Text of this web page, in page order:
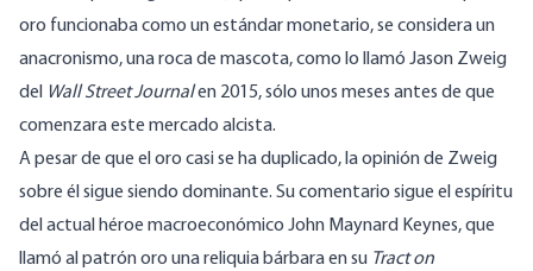
oro funcionaba como un estándar monetario, se considera un
anacronismo, una roca de mascota, como lo llamó Jason Zweig
del
Wall Street Journalen 2015, sólo unos meses antes de que
comenzara este mercado alcista.
A pesar de que el oro casi se ha duplicado, la opinión de Zweig
sobre él sigue siendo dominante. Su comentario sigue el espíritu
del actual héroe macroeconómico John Maynard Keynes, que
llamó al patrón oro una reliquia bárbara en su Tract on